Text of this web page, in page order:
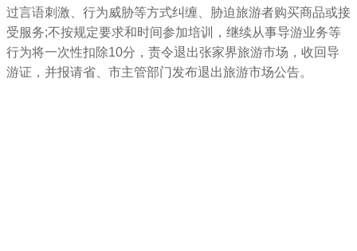
过言语刺激、行为威胁等方式纠缠、胁迫旅游者购买商品或接
受服务;不按规定要求和时间参加培训，继续从事导游业务等
行为将一次性扣除10分，责令退出张家界旅游市场，收回导
游证，并报请省、市主管部门发布退出旅游市场公告。